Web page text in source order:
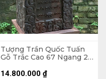
Tượng Trần Quốc Tuấn
Gỗ Trắc Cao 67 Ngang 27
14.800.000 ₫